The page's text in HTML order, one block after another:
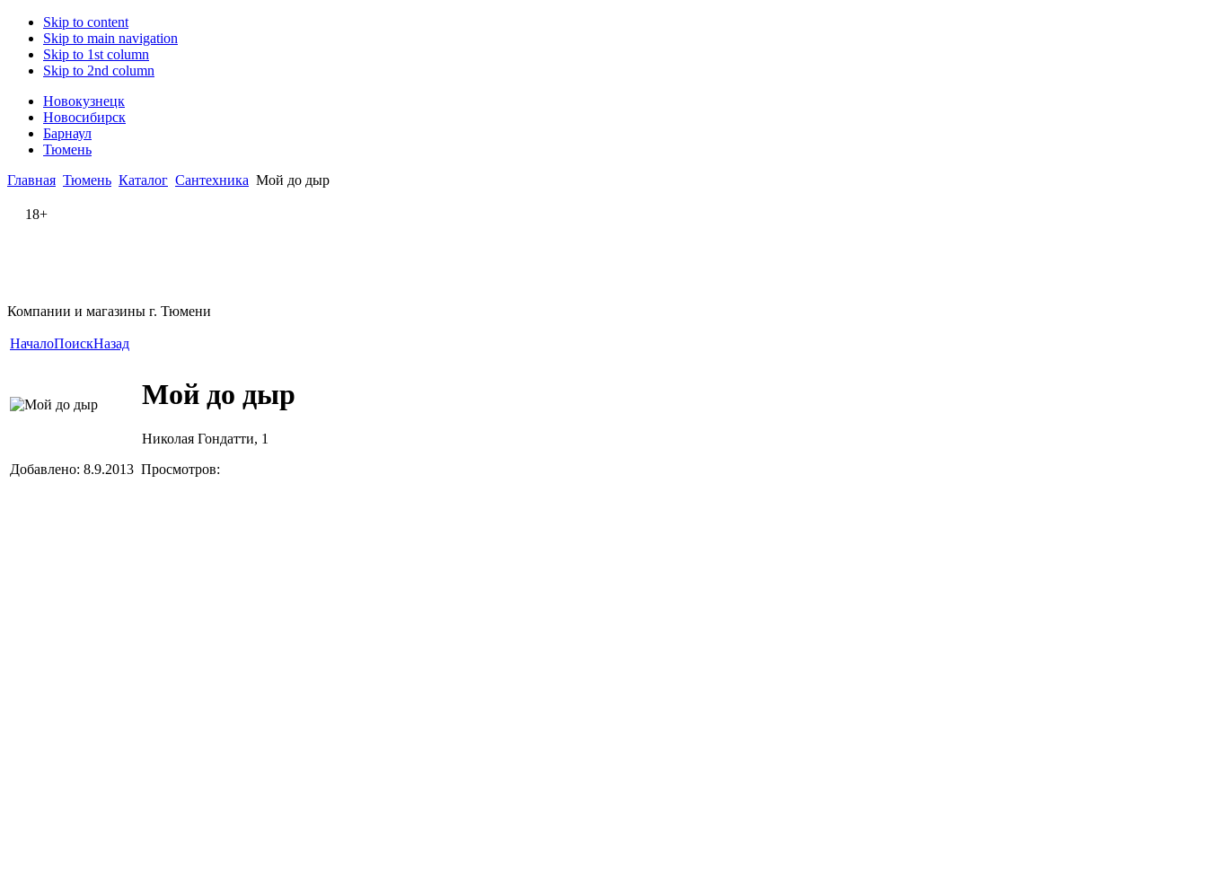
Skip to content
Skip to main navigation
Skip to 1st column
Skip to 2nd column
Новокузнецк
Новосибирск
Барнаул
Тюмень
Главная Тюмень Каталог Сантехника Мой до дыр
18+
Компании и магазины г. Тюмени
НачалоПоискНазад
Мой до дыр
Николая Гондатти, 1
Добавлено: 8.9.2013 Просмотров: